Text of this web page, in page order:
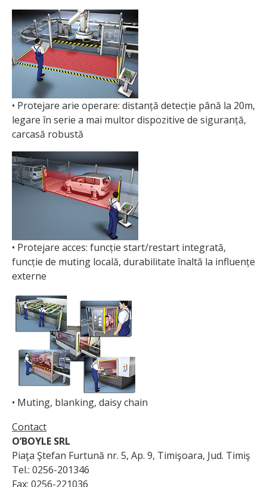
• Protejare arie operare: distanță detecție până la 20m,
legare în serie a mai multor dispozitive de siguranță,
carcasă robustă
• Protejare acces: funcție start/restart integrată,
funcție de muting locală, durabilitate înaltă la influențe
externe
• Muting, blanking, daisy chain
Contact
O’BOYLE SRL
Piaţa Ştefan Furtună nr. 5, Ap. 9, Timişoara, Jud. Timiş
Tel.: 0256-201346
Fax: 0256-221036